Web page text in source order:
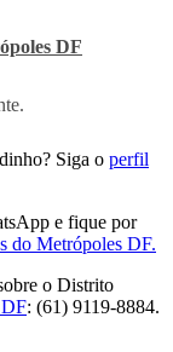
DF
Siga o perfil
e fique por
do Metrópoles DF.
o Distrito
: (61) 9119-8884.